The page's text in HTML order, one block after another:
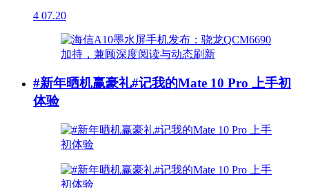
4 07.20
#新年晒机赢豪礼#记我的Mate 10 Pro 上手初
体验